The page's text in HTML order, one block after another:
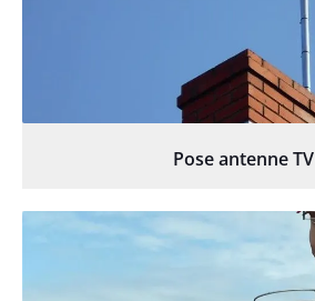
Pose antenne TV